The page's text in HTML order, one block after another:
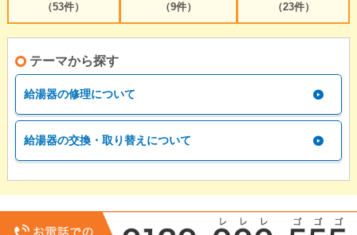
（53件）
（9件）
（23件）
テーマから探す
給湯器の修理について
給湯器の交換・取り替えについて